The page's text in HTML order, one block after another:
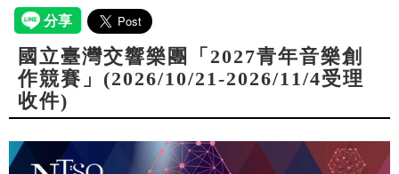
國立臺灣交響樂團「2027青年音樂創
作競賽」(2026/10/21-2026/11/4受理
收件)